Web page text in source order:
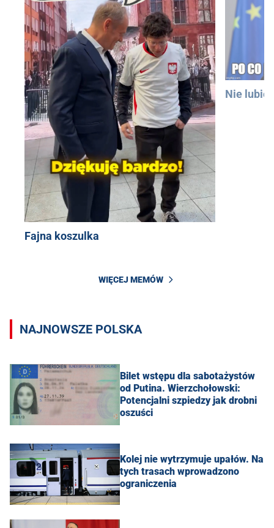
Fajna koszulka
Nie lubię
WIĘCEJ MEMÓW
NAJNOWSZE POLSKA
Bilet wstępu dla sabotażystów
od Putina. Wierzchołowski:
Potencjalni szpiedzy jak drobni
oszuści
Kolej nie wytrzymuje upałów. Na
tych trasach wprowadzono
ograniczenia